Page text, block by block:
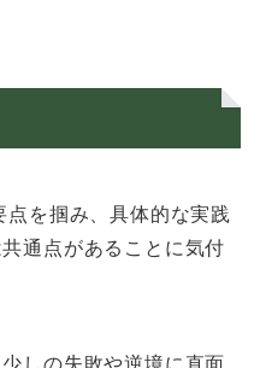
を掴み、具体的な実践
通点があることに気付
しの失敗や逆境に直面